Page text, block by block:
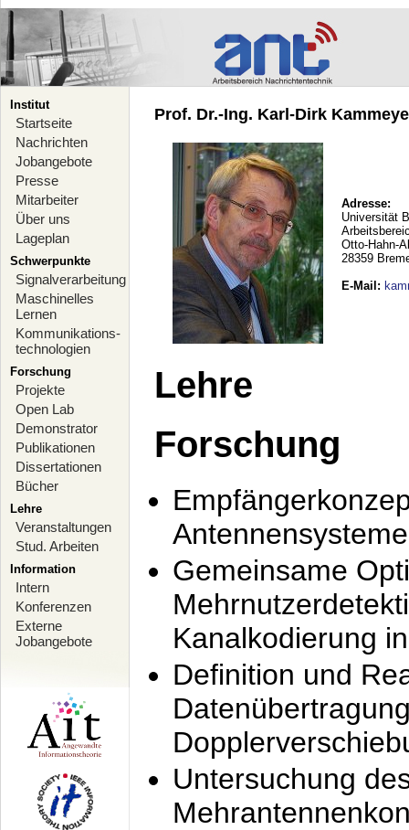
Institut
Startseite
Nachrichten
Jobangebote
Presse
Mitarbeiter
Über uns
Lageplan
Schwerpunkte
Signalverarbeitung
Maschinelles
Lernen
Kommunikations-
technologien
Forschung
Projekte
Open Lab
Demonstrator
Publikationen
Dissertationen
Bücher
Lehre
Veranstaltungen
Stud. Arbeiten
Information
Intern
Konferenzen
Externe
Jobangebote
Prof. Dr.-Ing. Karl-Dirk
Adresse:
Universität
Otto-Hahn-
28359
E-Mail :
Lehre
Forschung
Antennensysteme
Gemeinsame
Kanalkodierung
Definition und
Untersuchung